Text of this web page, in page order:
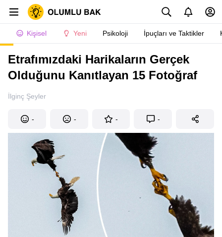
Kişisel Yeni Psikoloji İpuçları ve Taktikler
Etrafımızdaki Harikaların Gerçek
Olduğunu Kanıtlayan 15 Fotoğraf
İlginç Şeyler
- - - -